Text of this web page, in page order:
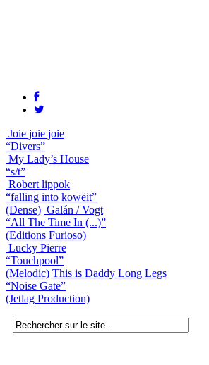
Joie joie joie
“Divers”
My Lady’s House
“s/t”
Robert lippok
“falling into kowëit”
(Dense) Galán / Vogt
“All The Time In (...)”
(Editions Furioso)
Lucky Pierre
“Touchpool”
(Melodic) This is Daddy Long Legs
“Noise Gate”
(Jetlag Production)